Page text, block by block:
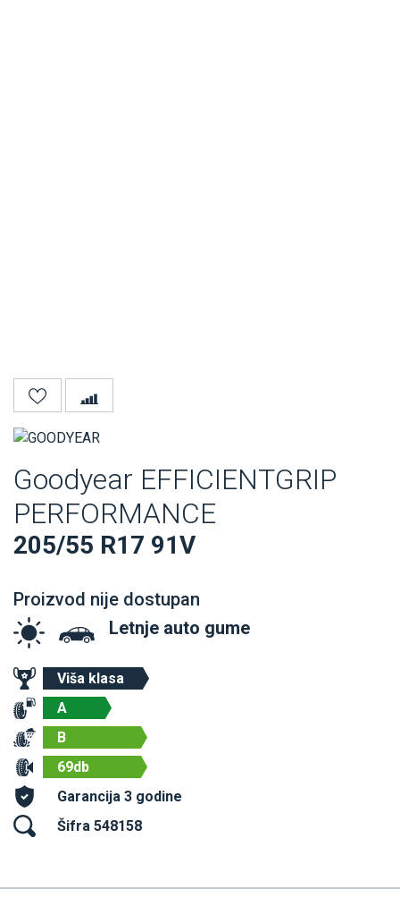
Goodyear EFFICIENTGRIP
PERFORMANCE
205/55 R17 91V
Proizvod nije dostupan
Letnje auto gume
Viša klasa
A
B
69db
Garancija 3 godine
Šifra 548158